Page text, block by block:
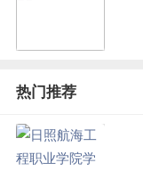
热门推荐